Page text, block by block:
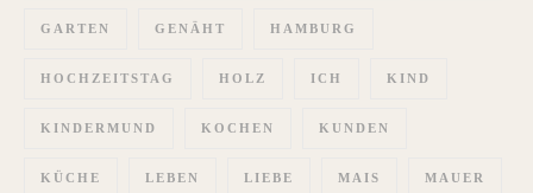
GARTEN GENÄHT HAMBURG
HOCHZEITSTAG HOLZ ICH KIND
KINDERMUND KOCHEN KUNDEN
KÜCHE LEBEN LIEBE MAIS MAUER